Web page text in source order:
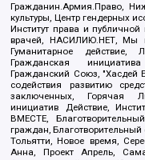
Гражданин.Армия.Право,
культуры, Центр гендерных
Институт права и
врачей, НАСИЛИЮ.НЕТ, Мы
Гуманитарное действие,
Гражданская
Гражданский Союз, "Хасдей
содействия развитию
заключенных, Горячая
инициатив Действие,
ВМЕСТЕ,
граждан,
Тольятти, Новое время,
Анна, Проект Апрель,